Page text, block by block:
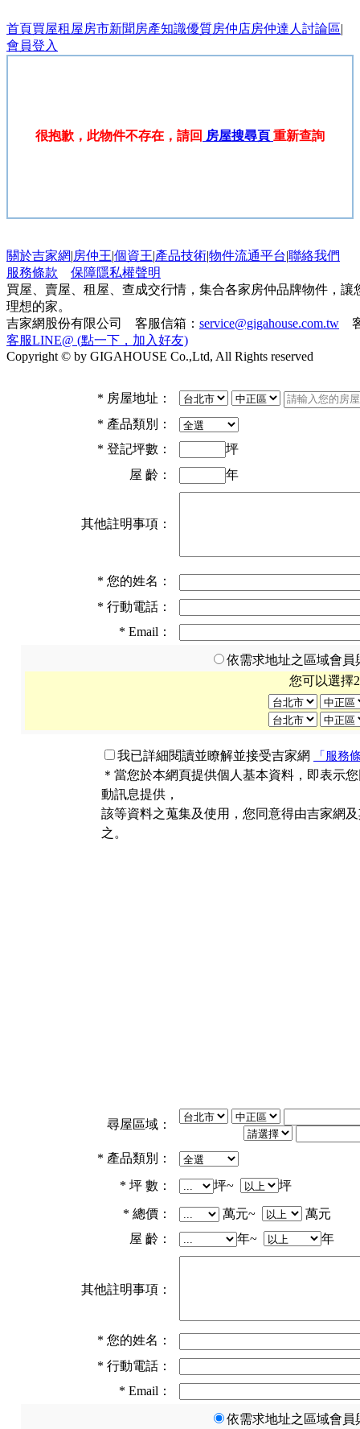
首頁買屋租屋房市新聞 房產知識優質房仲店房仲達人 討論區|
會員登入
很抱歉，此物件不存在，請回 房屋搜尋頁 重新查詢
關於吉家網|房仲王|個資王|產品技術|物件流通平台|聯絡我們
服務條款
保障隱私權聲明
買屋、賣屋、租屋、查成交行情，集合各家房仲品牌物件，
理想的家。
吉家網股份有限公司 客服信箱： service@gigahouse.com.tw
客服LINE@ (點一下，加入好友)
Copyright © by GIGAHOUSE Co.,Ltd, All Rights reserved